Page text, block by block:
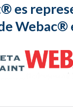
es
Webac®